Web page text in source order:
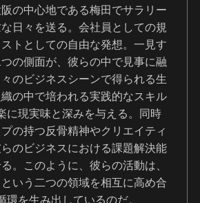
の中心地である梅田でサラリー
日々を送る。会社員としての規
トとしての自由な発想。一見す
の側面が、彼らの中で見事に融
のビジネスシーンで得られる生
の中で培われる実践的なスキル
に現実味と深みを与える。同時
の持つ反骨精神やクリエイティ
のビジネスにおける課題解決能
。このように、彼らの活動は、
いう二つの領域を相互に高め合
環を生み出しているのだ。